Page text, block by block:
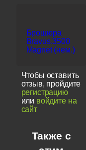
Брошюра
Bravus.3500
Magnet (нем.)
Чтобы оставить
отзыв, пройдите
регистрацию
или войдите на
сайт
Также с